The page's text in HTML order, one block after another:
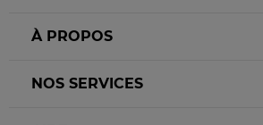
À PROPOS
NOS SERVICES